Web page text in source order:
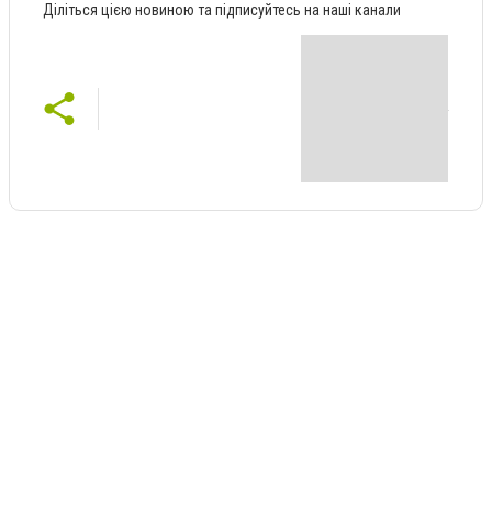
Діліться цією новиною та підписуйтесь на наші канали